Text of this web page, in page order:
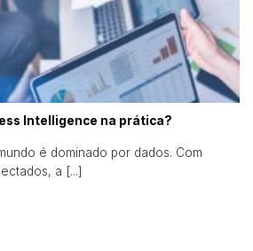
Intelligence na prática?
é dominado por dados. Com
a [...]